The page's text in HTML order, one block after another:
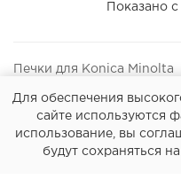
Показано
Печки для Konica Minolta
Оплата О нас
Для обеспечения
сайте используются
использование, вы
будут сохраняться